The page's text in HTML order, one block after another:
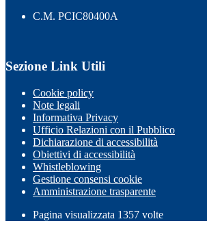
C.M. PCIC80400A
Sezione Link Utili
Cookie policy
Note legali
Informativa Privacy
Ufficio Relazioni con il Pubblico
Dichiarazione di accessibilità
Obiettivi di accessibilità
Whistleblowing
Gestione consensi cookie
Amministrazione trasparente
Pagina visualizzata 1357 volte